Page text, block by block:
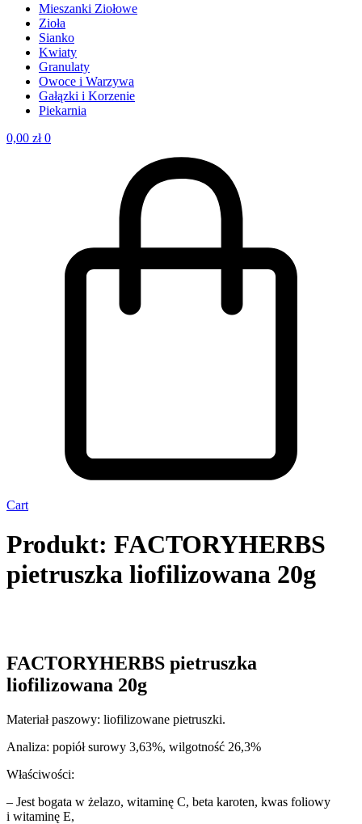
Mieszanki Ziołowe
Zioła
Sianko
Kwiaty
Granulaty
Owoce i Warzywa
Gałązki i Korzenie
Piekarnia
0,00 zł 0
Cart
Produkt: FACTORYHERBS
pietruszka liofilizowana 20g
FACTORYHERBS pietruszka
liofilizowana 20g
Materiał paszowy: liofilizowane pietruszki.
Analiza: popiół surowy 3,63%, wilgotność 26,3%
Właściwości:
– Jest bogata w żelazo, witaminę C, beta karoten, kwas foliowy
i witaminę E,